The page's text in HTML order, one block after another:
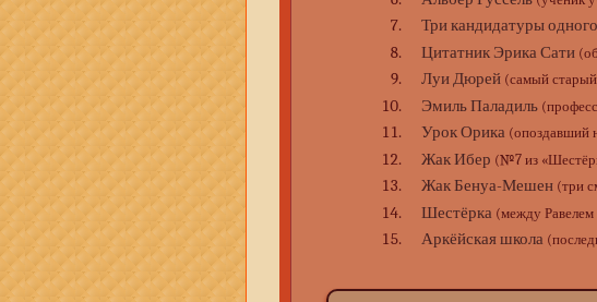
Три кандидатуры
Цитатник Эрика Сати
Луи Дюрей (самый старый
Эмиль Паладиль
Урок Орика (опоздавший
Жак Ибер (№7 из
Жак Бенуа-Мешен (три
Шестёрка (между
Аркёйская школа